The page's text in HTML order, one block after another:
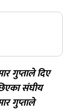
रिट,
श्रेष्ठको निधन
गुप्ताले दिए
संघीय
गुप्ताले